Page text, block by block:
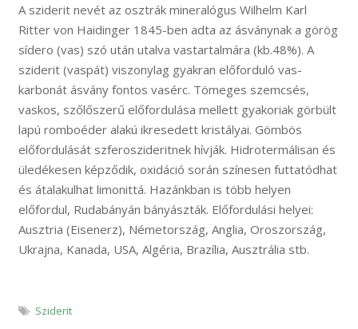
A sziderit nevét az osztrák mineralógus Wilhelm Karl
Ritter von Haidinger 1845-ben adta az ásványnak a görög
sídero (vas) szó után utalva vastartalmára (kb.48%). A
sziderit (vaspát) viszonylag gyakran előforduló vas-
karbonát ásvány fontos vasérc. Tömeges szemcsés,
vaskos, szőlőszerű előfordulása mellett gyakoriak görbült
lapú romboéder alakú ikresedett kristályai. Gömbös
előfordulását szferoszideritnek hívják. Hidrotermálisan és
üledékesen képződik, oxidáció során színesen futtatódhat
és átalakulhat limonittá. Hazánkban is több helyen
előfordul, Rudabányán bányászták. Előfordulási helyei:
Ausztria (Eisenerz), Németország, Anglia, Oroszország,
Ukrajna, Kanada, USA, Algéria, Brazília, Ausztrália stb.
Sziderit